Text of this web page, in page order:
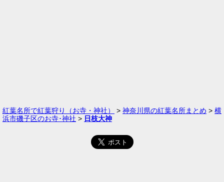
紅葉名所で紅葉狩り（お寺・神社） > 神奈川県の紅葉名所まとめ > 横
浜市磯子区のお寺･神社 > 日枝大神